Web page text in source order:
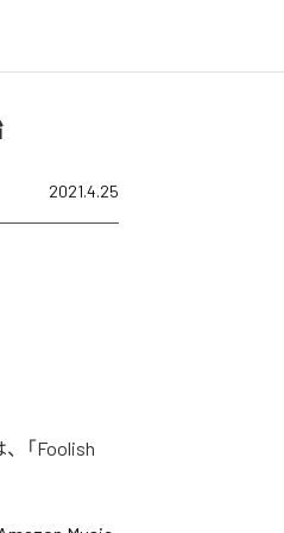
2021.4.25
「Foolish